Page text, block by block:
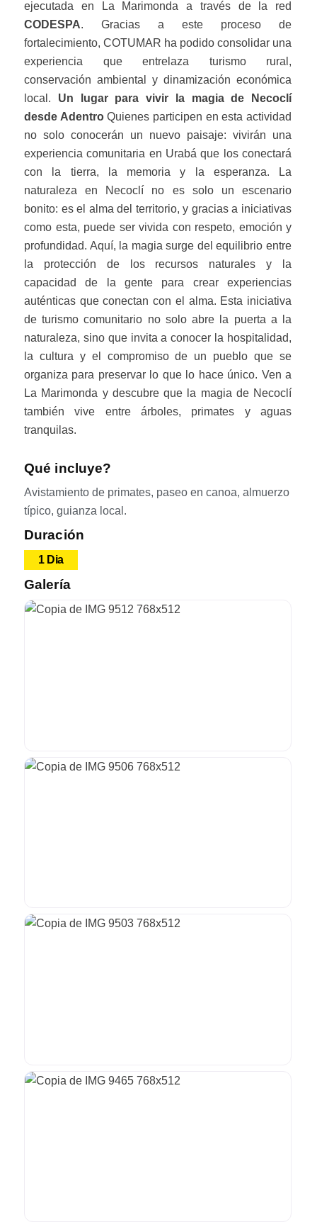
ejecutada en La Marimonda a través de la red
CODESPA. Gracias a este proceso de
fortalecimiento, COTUMAR ha podido consolidar una
experiencia que entrelaza turismo rural,
conservación ambiental y dinamización económica
local. Un lugar para vivir la magia de Necoclí
desde AdentroQuienes participen en esta actividad
no solo conocerán un nuevo paisaje: vivirán una
experiencia comunitaria en Urabá que los conectará
con la tierra, la memoria y la esperanza. La
naturaleza en Necoclí no es solo un escenario
bonito: es el alma del territorio, y gracias a iniciativas
como esta, puede ser vivida con respeto, emoción y
profundidad. Aquí, la magia surge del equilibrio entre
la protección de los recursos naturales y la
capacidad de la gente para crear experiencias
auténticas que conectan con el alma. Esta iniciativa
de turismo comunitario no solo abre la puerta a la
naturaleza, sino que invita a conocer la hospitalidad,
la cultura y el compromiso de un pueblo que se
organiza para preservar lo que lo hace único. Ven a
La Marimonda y descubre que la magia de Necoclí
también vive entre árboles, primates y aguas
tranquilas.
Qué incluye?
Avistamiento de primates, paseo en canoa, almuerzo
típico, guianza local.
Duración
1 Dia
Galería